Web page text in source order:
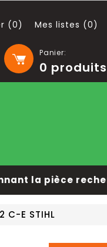
Panier:
0 produits
(0) Mes listes (0)
la pièce
C-E STIHL